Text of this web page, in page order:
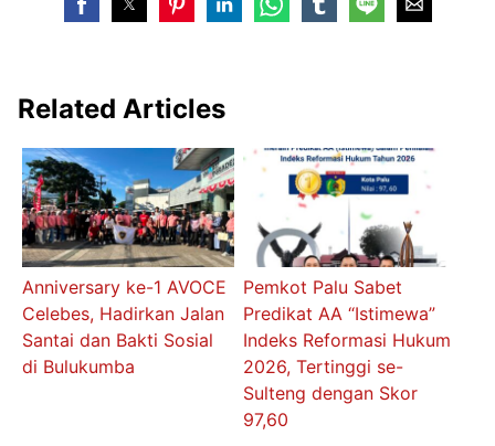
Related Articles
Anniversary ke-1 AVOCE
Celebes, Hadirkan Jalan
Santai dan Bakti Sosial
di Bulukumba
Pemkot Palu Sabet
Predikat AA “Istimewa”
Indeks Reformasi Hukum
2026, Tertinggi se-
Sulteng dengan Skor
97,60